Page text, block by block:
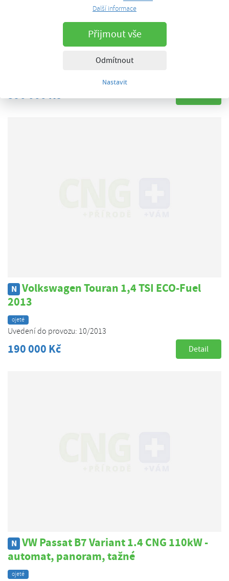
Další informace
Přijmout vše
Odmítnout
Nastavit
Prodám VW Golf 1.4 TGI VII, Variant,
Odpočet DPH, ZÁRUKA, 1.maj.
390 000 Kč
N Volkswagen Touran 1,4 TSI ECO-Fuel
2013
ojeté
Uvedení do provozu: 10/2013
190 000 Kč Detail
N VW Passat B7 Variant 1.4 CNG 110kW -
automat, panoram, tažné
ojeté